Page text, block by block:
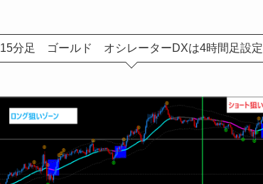
15分足 ゴールド オシレーターDXは4時間足設定